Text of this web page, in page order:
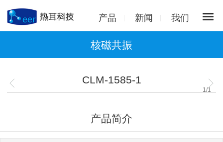
产品 新闻 我们
核磁共振
CLM-1585-1
1 /1
产品简介